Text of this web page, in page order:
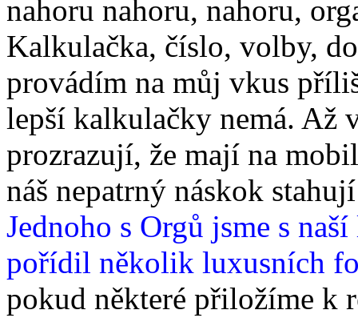
nahoru nahoru, nahoru,
Kalkulačka, číslo, volby,
provádím na můj vkus
lepší kalkulačky nemá. Až
prozrazují, že mají na
náš nepatrný náskok
Jednoho s Orgů jsme s
pořídil několik luxusních
pokud některé přiložíme k